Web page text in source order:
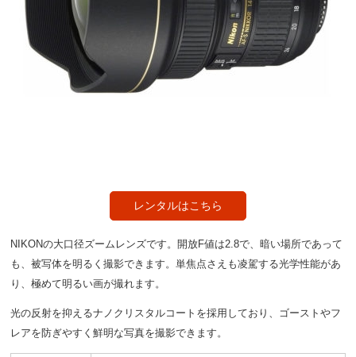
レンタルはこちら
NIKONの大口径ズームレンズです。開放F値は2.8で、暗い場所であって
も、被写体を明るく撮影できます。単焦点さえも凌駕する光学性能があ
り、極めて明るい画が撮れます。
光の反射を抑えるナノクリスタルコートを採用しており、ゴーストやフ
レアを防ぎやすく鮮明な写真を撮影できます。